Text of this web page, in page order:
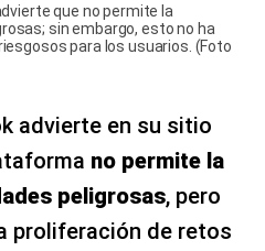
que no permite la
sin embargo, esto no ha
para los usuarios. (Foto
advierte en su sitio
no permite la
peligrosas, pero
proliferación de retos